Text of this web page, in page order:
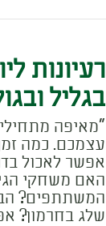
רעיונות
בגליל
"מאיפה
עצמכם. כמה
אפשר לאכול
האם משחקי
המשתתפים?
שלג בחרמון?